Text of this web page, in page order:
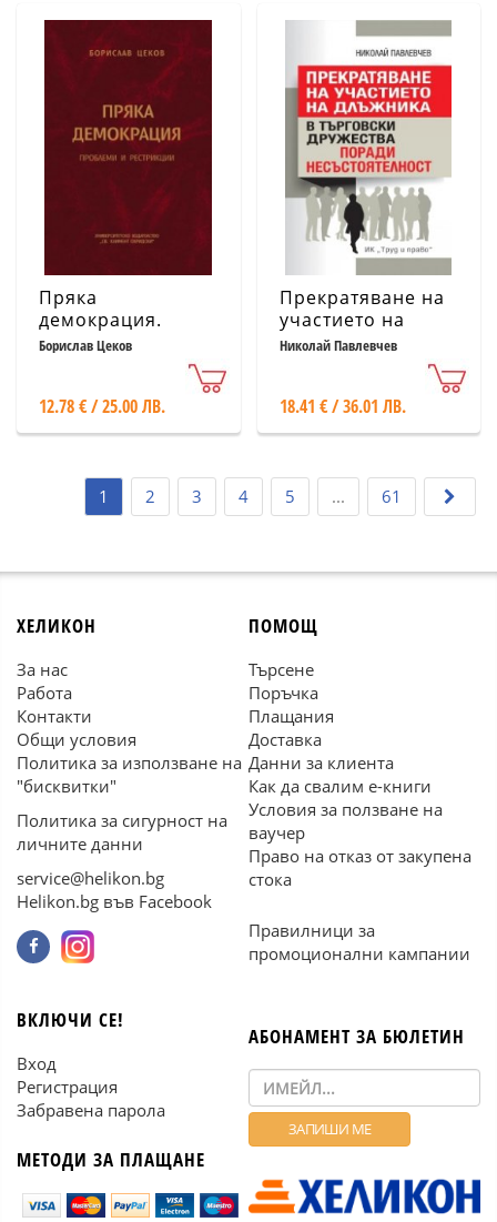
Пряка
демокрация.
Проблеми и
Борислав Цеков
12.78 € / 25.00 ЛВ.
Прекратяване на
участието на
длъжника в
дружества поради
несъстоятелност
Николай Павлевчев
18.41 € / 36.01 ЛВ.
1 2 3 4 5 ... 61
ХЕЛИКОН
За нас
Работа
Контакти
Общи условия
Политика за използване на
"бисквитки"
Политика за сигурност на
личните данни
service@helikon.bg
Helikon.bg във Facebook
ПОМОЩ
Търсене
Поръчка
Плащания
Доставка
Данни за клиента
Как да свалим е-книги
Условия за ползване на
ваучер
Право на отказ от закупена
стока
Правилници за
промоционални кампании
ВКЛЮЧИ СЕ!
Вход
Регистрация
Забравена парола
МЕТОДИ ЗА ПЛАЩАНЕ
АБОНАМЕНТ ЗА БЮЛЕТИН